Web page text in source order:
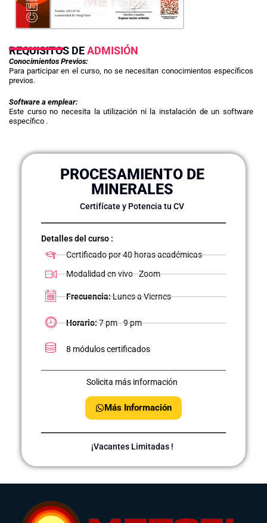
REQUISITOS DEADMISIÓN
Conocimientos Previos:
Para participar en el curso, no se necesitan conocimientos específicos
previos.
Software a emplear:
Este curso no necesita la utilización ni la instalación de un software
específico .
PROCESAMIENTO DE
MINERALES
Certifícate y Potencia tu CV
Detalles del curso :
Certificado por 40 horas académicas
Modalidad en vivo - Zoom
Frecuencia:Lunes a Viernes
Horario:7 pm - 9 pm
8 módulos certificados
Solicita más información
Más Información
¡Vacantes Limitadas !